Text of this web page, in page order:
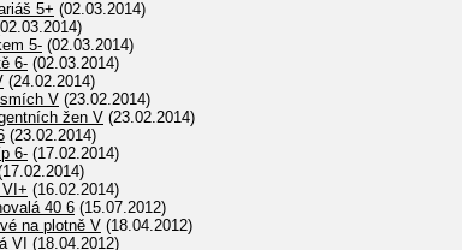
5+ (02.03.2014)
5- (02.03.2014)
6- (02.03.2014)
(24.02.2014)
V (23.02.2014)
žen V (23.02.2014)
(23.02.2014)
6- (17.02.2014)
(16.02.2014)
40 6 (15.07.2012)
na plotně V (18.04.2012)
VI (18.04.2012)